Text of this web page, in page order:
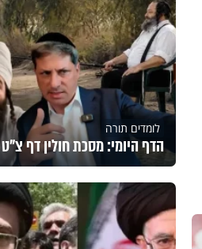
לומדים תורה
הדף היומי: מסכת חולין דף צ"ט